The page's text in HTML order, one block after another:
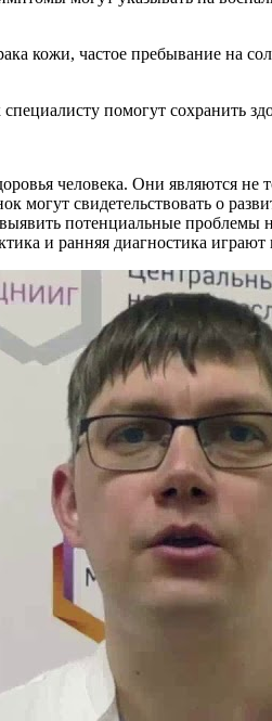
кожи, частое пребывание на
помогут сохранить
человека. Они являются
могут свидетельствовать о
потенциальные
и ранняя диагностика